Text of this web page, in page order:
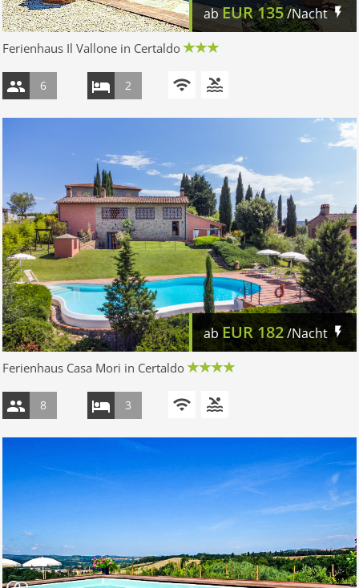
abEUR135/Nacht
Ferienhaus Il Vallone in Certaldo
6 2
abEUR 182/Nacht
Ferienhaus Casa Mori in Certaldo
8 3